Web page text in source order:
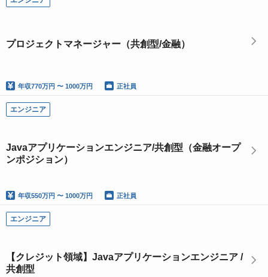
プロジェクトマネージャー（共創型/金融）
年収770万円 〜 1000万円 正社員
エンジニア
Javaアプリケーションエンジニア/共創型（金融オープ
ンポジション）
年収550万円 〜 1000万円 正社員
エンジニア
【クレジット領域】Javaアプリケーションエンジニア /
共創型